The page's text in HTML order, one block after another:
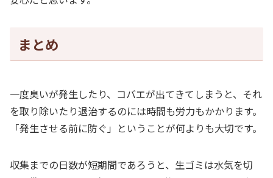
まとめ
一度臭いが発生したり、コバエが出てきてしまうと、それ
を取り除いたり退治するのには時間も労力もかかります。
「発生させる前に防ぐ」ということが何よりも大切です。
収集までの日数が短期間であろうと、生ゴミは水気を切